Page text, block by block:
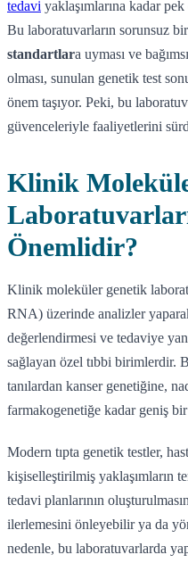
tedavi yaklaşımlarına kadar
Bu laboratuvarların sorunsuz
standartlara uyması ve
olması, sunulan genetik test
önem taşıyor. Peki, bu
güvenceleriyle faaliyetlerini
Klinik
Önemlidir?
Klinik moleküler genetik
RNA) üzerinde analizler
değerlendirmesi ve tedaviye
sağlayan özel tıbbi birimlerdir.
tanılardan kanser genetiğine,
farmakogenetiğe kadar geniş
Modern tıpta genetik testler,
kişiselleştirilmiş yaklaşımların
tedavi planlarının
ilerlemesini önleyebilir ya da
nedenle, bu laboratuvarlarda